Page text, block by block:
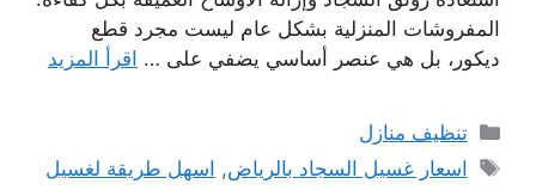
المفروشات المنزلية بشكل عام ليست مجرد قطع
ديكور، بل هي عنصر أساسي يضفي على … اقرأ المزيد
التصنيفات
تنظيف منازل
الوسوم
اسعار غسيل السجاد بالرياض, اسهل طريقة لغسيل